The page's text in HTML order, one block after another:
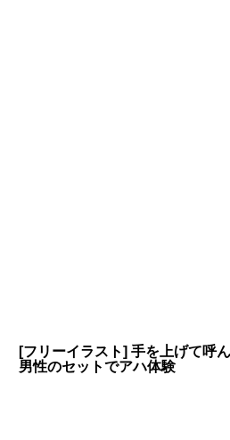
[フリーイラスト] 手を上げて呼
男性のセットでアハ体験